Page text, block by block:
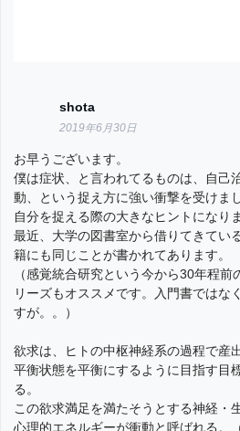
shota
2019年6月30日
お早うございます。
僕は症状、と言われてるものは、自己
動、という捉え方に強い衝撃を受けま
自分を捉える際の大きなヒントになり
最近、大学の図書室から借りてきてい
籍にも同じことが書かれてあります。
（感覚統合研究という今から30年程
リーズもオススメです。入門書ではな
すが。。）
欲求は、ヒトの中枢神経系の過程で産
平衡状態を平衡にするように目指す目
る。
この欲求満足を満たそうとする神経・
心理的エネルギーが衝動と呼ばれる。